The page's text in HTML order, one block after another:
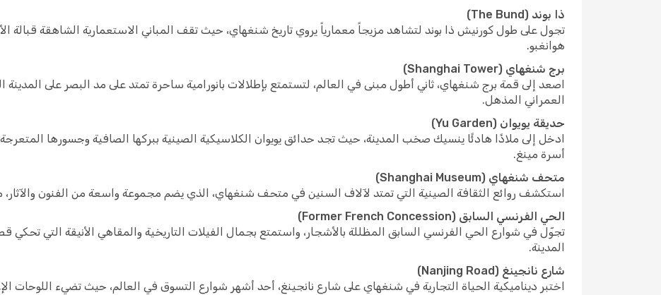
ذا بوند (The Bund)
تجول على طول كورنيش ذا بوند لتشاهد مزيجاً معمارياً يروي تاريخ شنغهاي، حيث تقف المباني الاستعمارية الشاهقة قبالة
هوانغبو.
برج شنغهاي (Shanghai Tower)
اصعد إلى قمة برج شنغهاي، ثاني أطول مبنى في العالم، لتستمتع بإطلالات بانورامية ساحرة تمتد على مد البصر على المدينة
العمراني المذهل.
حديقة يويوان (Yu Garden)
ادخل إلى ملاذًا هادئًا ينسيك صخب المدينة، حيث تجد حدائق يويوان الكلاسيكية الصينية ببركها الصافية وجسورها
أسرة مينغ.
متحف شنغهاي (Shanghai Museum)
استكشف روائع الثقافة الصينية التي تمتد لآلاف السنين في متحف شنغهاي، الذي يضم مجموعة واسعة من الفنون والآثار،
الحي الفرنسي السابق (Former French Concession)
تجوّل في شوارع الحي الفرنسي السابق المظللة بالأشجار، واستمتع بجمال الفيلات التاريخية والمقاهي الأنيقة التي
المدينة.
شارع نانجينغ (Nanjing Road)
اختبر ديناميكية الحياة التجارية في شنغهاي على شارع نانجينغ، أحد أشهر شوارع التسوق في العالم، حيث تضيء اللوحات